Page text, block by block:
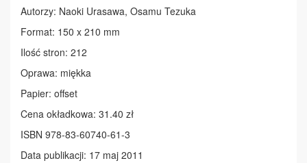
Autorzy: Naoki Urasawa, Osamu Tezuka
Format: 150 x 210 mm
Ilość stron: 212
Oprawa: miękka
Papier: offset
Cena okładkowa: 31.40 zł
ISBN 978-83-60740-61-3
Data publikacji: 17 maj 2011